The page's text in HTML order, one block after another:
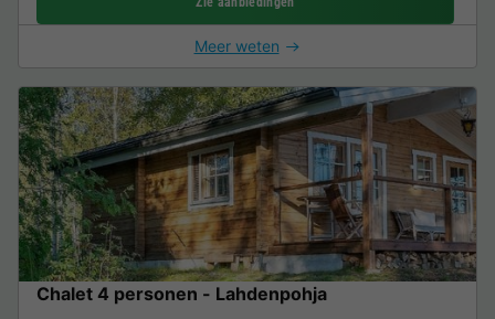
Meer weten
Chalet 4 personen - Lahdenpohja